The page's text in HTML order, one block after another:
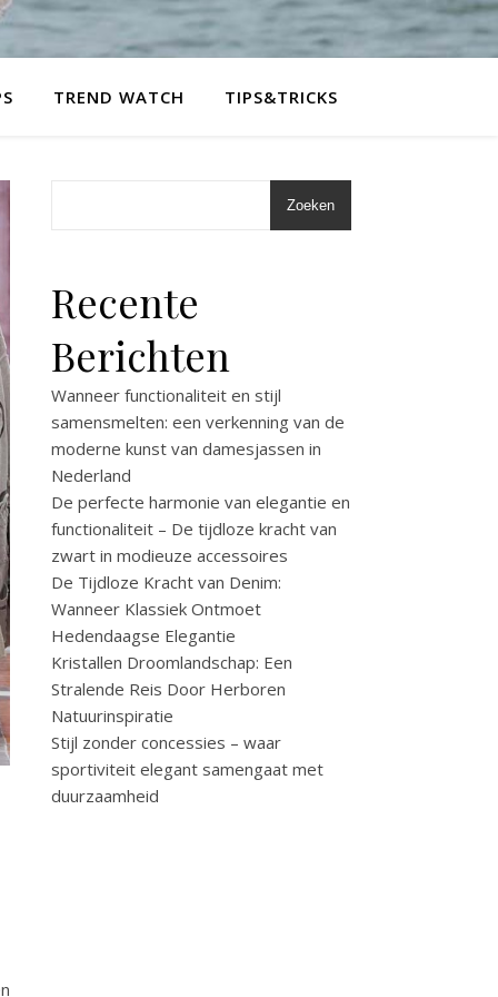
TREND WATCH TIPS&TRICKS
Zoeken
Recente
Berichten
Wanneer functionaliteit en stijl
samensmelten: een verkenning van de
moderne kunst van damesjassen in
Nederland
De perfecte harmonie van elegantie en
functionaliteit – De tijdloze kracht van
zwart in modieuze accessoires
De Tijdloze Kracht van Denim:
Wanneer Klassiek Ontmoet
Hedendaagse Elegantie
Kristallen Droomlandschap: Een
Stralende Reis Door Herboren
Natuurinspiratie
Stijl zonder concessies – waar
sportiviteit elegant samengaat met
duurzaamheid